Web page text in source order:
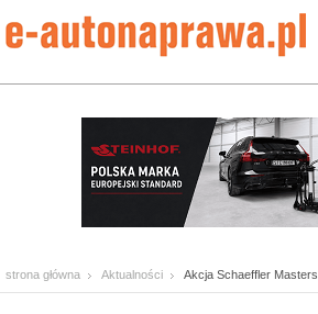
strona główna Aktualności Akcja Schaeffler Masters